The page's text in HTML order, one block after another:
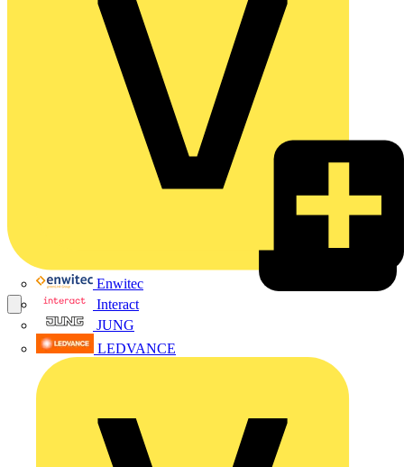
Enwitec
Interact
JUNG
LEDVANCE